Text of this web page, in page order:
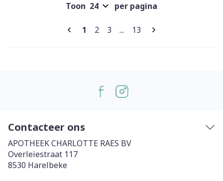
Pagina's
U lees momenteel pagina
1 Pagina
2 Pagina
3 ... Pagina
13
Toon per pagina
Contacteer ons
APOTHEEK CHARLOTTE RAES BV
Overleiestraat 117
8530 Harelbeke